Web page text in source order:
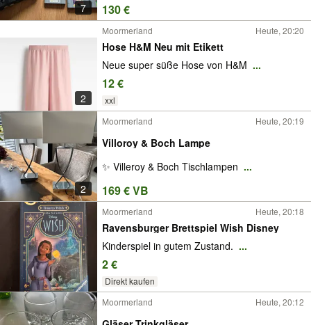
7 130 €
2
Moormerland Heute, 20:20
Hose H&M Neu mit Etikett
Neue super süße Hose von H&M ...
12 €
xxl
2
Moormerland Heute, 20:19
Villoroy & Boch Lampe
✨ Villeroy & Boch Tischlampen ...
169 € VB
Moormerland Heute, 20:18
Ravensburger Brettspiel Wish Disney
Kinderspiel in gutem Zustand. ...
2 €
Direkt kaufen
Moormerland
Heute, 20:12